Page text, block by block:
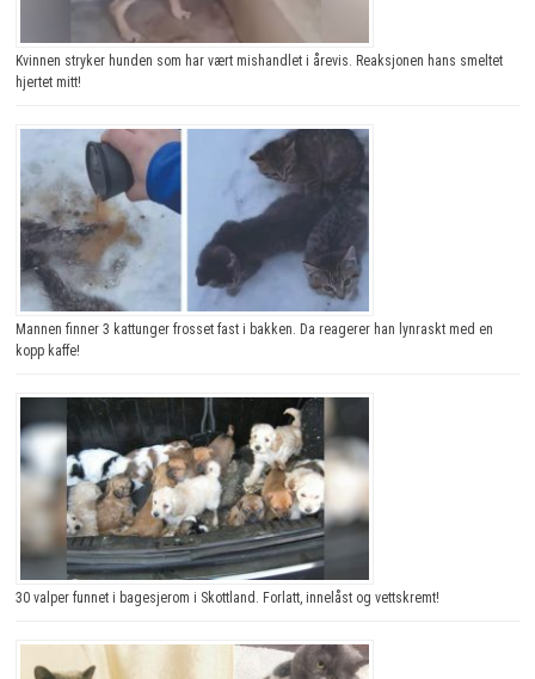
Kvinnen stryker hunden som har vært mishandlet i årevis. Reaksjonen hans smeltet
hjertet mitt!
Mannen finner 3 kattunger frosset fast i bakken. Da reagerer han lynraskt med en
kopp kaffe!
30 valper funnet i bagesjerom i Skottland. Forlatt, innelåst og vettskremt!